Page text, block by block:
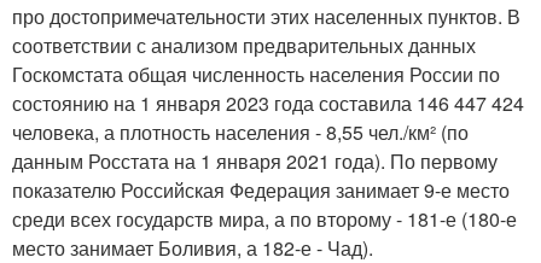
про достопримечательности этих населенных пунктов. В
соответствии с анализом предварительных данных
Госкомстата общая численность населения России по
состоянию на 1 января 2023 года составила 146 447 424
человека, а плотность населения - 8,55 чел./км² (по
данным Росстата на 1 января 2021 года). По первому
показателю Российская Федерация занимает 9-е место
среди всех государств мира, а по второму - 181-е (180-е
место занимает Боливия, а 182-е - Чад).